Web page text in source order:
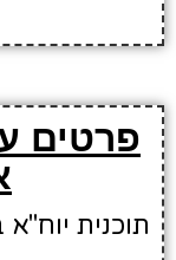
פרטים
תוכנית